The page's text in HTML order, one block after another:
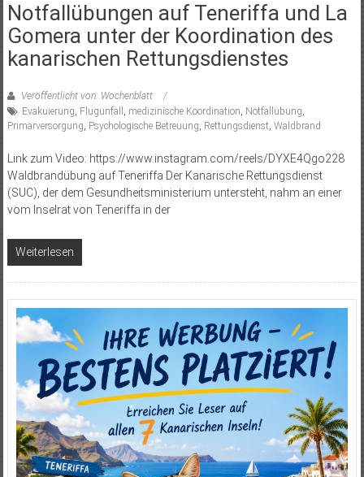
Notfallübungen auf Teneriffa und La
Gomera unter der Koordination des
kanarischen Rettungsdienstes
Veröffentlicht von: Wochenblatt
Evakuierung, Flugunfall , medizinische Koordination, Notfallübung,
Primärversorgung, Psychologische Betreuung, Rettungsdienst, Waldbrand
Link zum Video: https://www.instagram.com/reels/DYXE4Qgo228
Waldbrandübung auf Teneriffa Der Kanarische Rettungsdienst
(SUC), der dem Gesundheitsministerium untersteht, nahm an einer
vom Inselrat von Teneriffa in der
Weiterlesen